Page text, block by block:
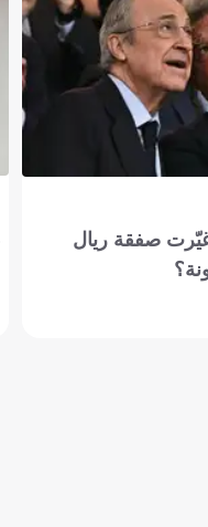
غيّرت صفقة ريال